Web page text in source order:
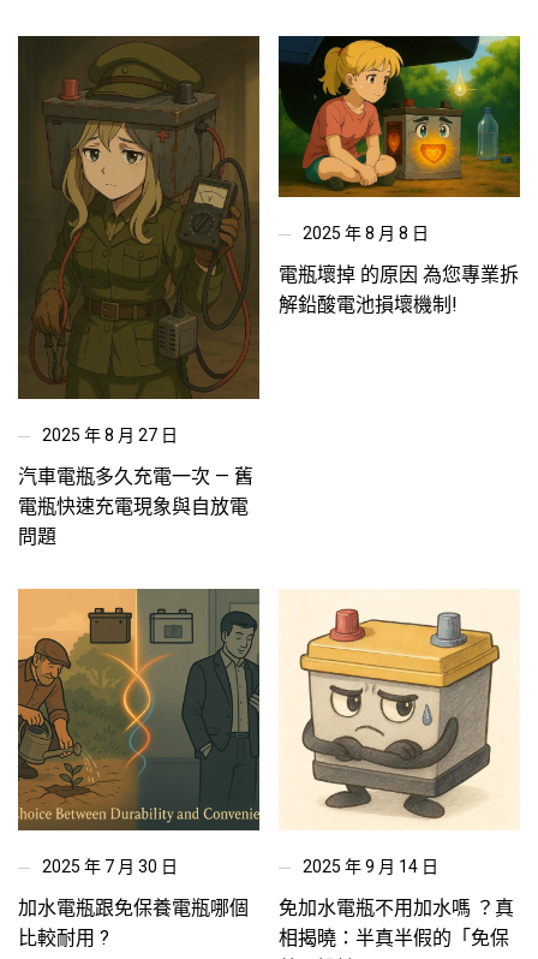
2025 年 8 月 27 日
汽車電瓶多久充電一次 — 舊
電瓶快速充電現象與自放電
問題
2025 年 8 月 8 日
電瓶壞掉 的原因 為您專業拆
解鉛酸電池損壞機制!
2025 年 7 月 30 日
加水電瓶跟免保養電瓶哪個
比較耐用 ?
2025 年 9 月 14 日
免加水電瓶不用加水嗎 ？真
相揭曉：半真半假的「免保